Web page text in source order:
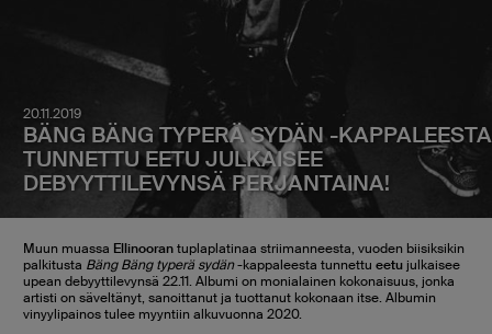
20.11.2019
BÄNG BÄNG TYPERÄ SYDÄN -KAPPALEESTA
TUNNETTU EETU JULKAISEE
DEBYYTTILEVYNSÄ PERJANTAINA!
Muun muassa Ellinoorantuplaplatinaa striimanneesta, vuoden biisiksikin
palkitusta Bäng Bäng typerä sydän-kappaleesta tunnettu eetu julkaisee
upean debyyttilevynsä 22.11. Albumi on monialainen kokonaisuus, jonka
artisti on säveltänyt, sanoittanut ja tuottanut kokonaan itse. Albumin
vinyylipainos tulee myyntiin alkuvuonna 2020.